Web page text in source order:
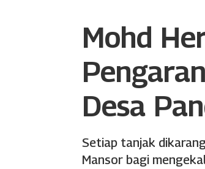
Mohd
Desa
Setiap tanjak
Mansor bagi